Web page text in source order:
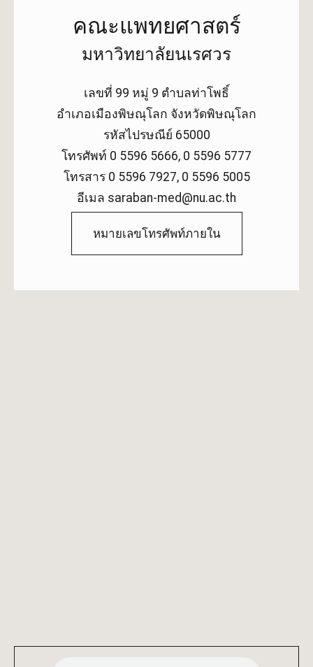
คณะแพทยศาสตร์
มหาวิทยาลัยนเรศวร
เลขที่ 99 หมู่ 9 ตำบลท่าโพธิ์
อำเภอเมืองพิษณุโลก จังหวัดพิษณุโลก
รหัสไปรษณีย์ 65000
โทรศัพท์ 0 5596 5666, 0 5596 5777
โทรสาร 0 5596 7927, 0 5596 5005
อีเมล saraban-med@nu.ac.th
หมายเลขโทรศัพท์ภายใน